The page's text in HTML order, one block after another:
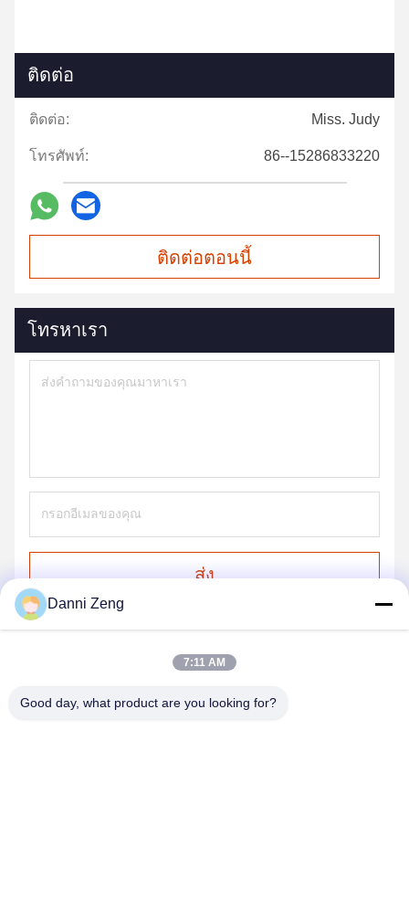
ติดต่อ
ติดต่อ: Miss. Judy
โทรศัพท์: 86--15286833220
ติดต่อตอนนี้
โทรหาเรา
ส่ง
Danni Zeng
7:11 AM
Good day, what product are you looking for?